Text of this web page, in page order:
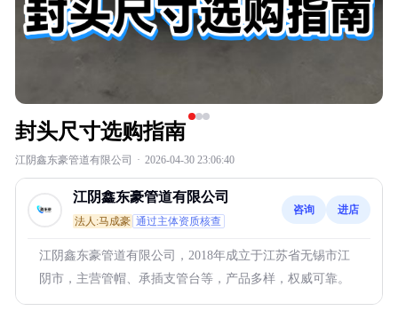
封头尺寸选购指南
江阴鑫东豪管道有限公司 · 2026-04-30 23:06:40
江阴鑫东豪管道有限公司
法人:马成豪 通过主体资质核查
咨询 进店
江阴鑫东豪管道有限公司，2018年成立于江苏省无锡市江
阴市，主营管帽、承插支管台等，产品多样，权威可靠。